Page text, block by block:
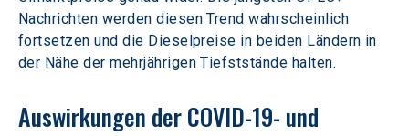
Nachrichten werden diesen Trend wahrscheinlich
fortsetzen und die Dieselpreise in beiden Ländern in
der Nähe der mehrjährigen Tiefststände halten.
Auswirkungen der COVID-19- und